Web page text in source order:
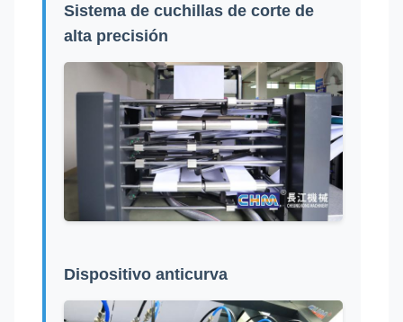
Sistema de cuchillas de corte de
alta precisión
Dispositivo anticurva